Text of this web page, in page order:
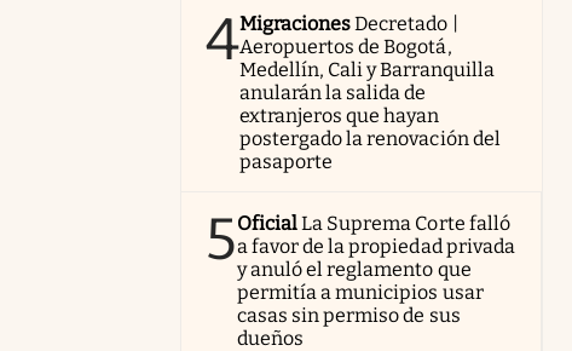
4MigracionesDecretado |
Aeropuertos de Bogotá,
Medellín, Cali y Barranquilla
anularán la salida de
extranjeros que hayan
postergado la renovación del
pasaporte
5OficialLa Suprema Corte falló
a favor de la propiedad privada
y anuló el reglamento que
permitía a municipios usar
casas sin permiso de sus
dueños